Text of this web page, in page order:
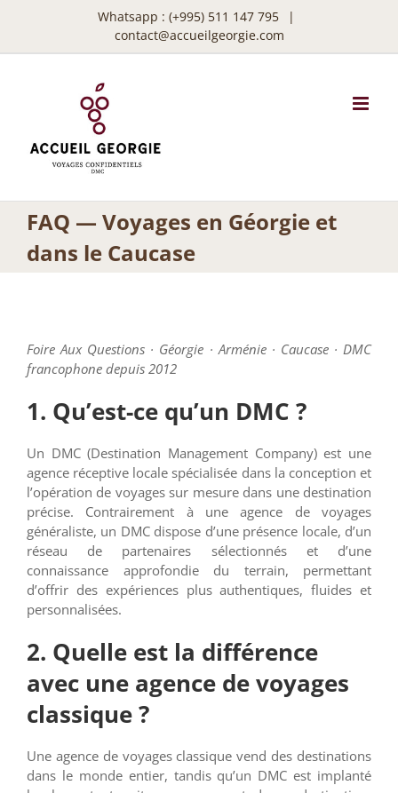
Whatsapp : (+995) 511 147 795
|
contact@accueilgeorgie.com
FAQ — Voyages en Géorgie et
dans le Caucase
Foire Aux Questions · Géorgie · Arménie · Caucase · DMC
francophone depuis 2012
1. Qu’est-ce qu’un DMC ?
Un DMC (Destination Management Company) est une
agence réceptive locale spécialisée dans la conception et
l’opération de voyages sur mesure dans une destination
précise. Contrairement à une agence de voyages
généraliste, un DMC dispose d’une présence locale, d’un
réseau de partenaires sélectionnés et d’une
connaissance approfondie du terrain, permettant
d’offrir des expériences plus authentiques, fluides et
personnalisées.
2. Quelle est la différence
avec une agence de voyages
classique ?
Une agence de voyages classique vend des destinations
dans le monde entier, tandis qu’un DMC est implanté